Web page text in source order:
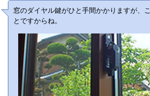
窓のダイヤル鍵がひと手間かかりますが、
とですからね。